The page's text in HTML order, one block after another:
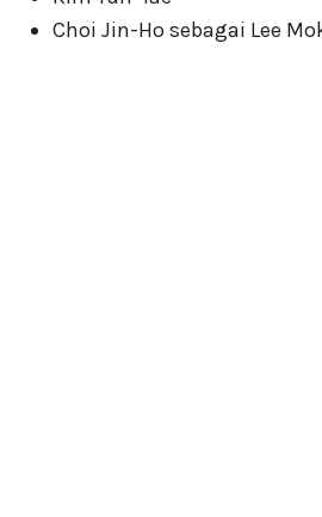
Choi Jin-Ho sebagai Lee